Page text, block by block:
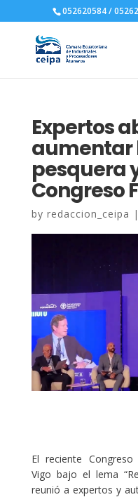
052620584 /
Expertos
aumentar
pesquera
Congreso
by redaccion_ceipa |
El reciente
Vigo bajo el lema
reunió a expertos y